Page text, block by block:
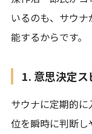
いるのも、サウ
能するからです。
1. 意思決定
サウナに定期的
位を瞬時に判断